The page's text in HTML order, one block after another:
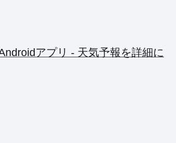
アプリ - 天気予報を詳細に